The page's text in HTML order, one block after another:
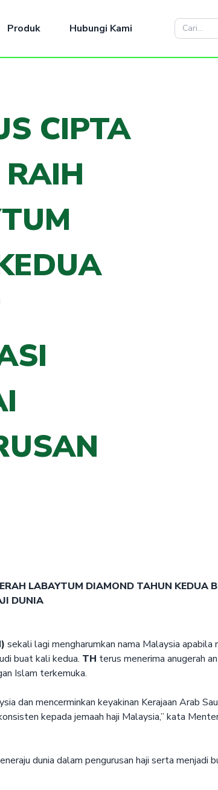
Produk Hubungi Kami
CIPTA
LABAYTUM DIAMOND TAHUN KEDUA
DUNIA
sekali lagi mengharumkan nama Malaysia
buat kali kedua. TH terus menerima anugerah
Islam terkemuka.
dan mencerminkan keyakinan Kerajaan Arab
kepada jemaah haji Malaysia,” kata
dunia dalam pengurusan haji serta menjadi